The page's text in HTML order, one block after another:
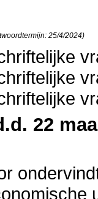
25/4/2024)
22